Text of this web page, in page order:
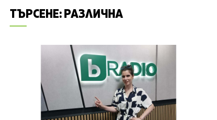
ТЪРСЕНЕ:РАЗЛИЧНА